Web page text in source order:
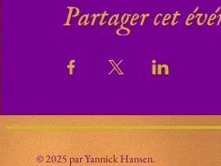
Partager cet
© 2025 par Yannick Hansen.